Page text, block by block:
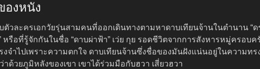
องหนัง
ตัวละครเอกวัยรุ่นสามคนที่ออกเดินทางตามหาดาบเทียนจ้านในตำนาน “
หรือที่รู้จักกันในชื่อ “ดาบผ่าฟ้า” เว่ย กุย รอดชีวิตจากการสังหารหมู่ครอบค
จำไปเพราะความตกใจ ดาบเทียนจ้านซึ่งชื่อของมันฝังแน่นอยู่ในความทร
ว่าด้วยภูมิหลังของเขา เขาได้ร่วมมือกับฮวา เสี่ยวฮวา